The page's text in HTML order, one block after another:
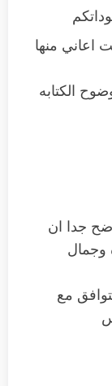
اعاني منها
الكتابه
6 بلس واضح جدا ان
وجمال
مع